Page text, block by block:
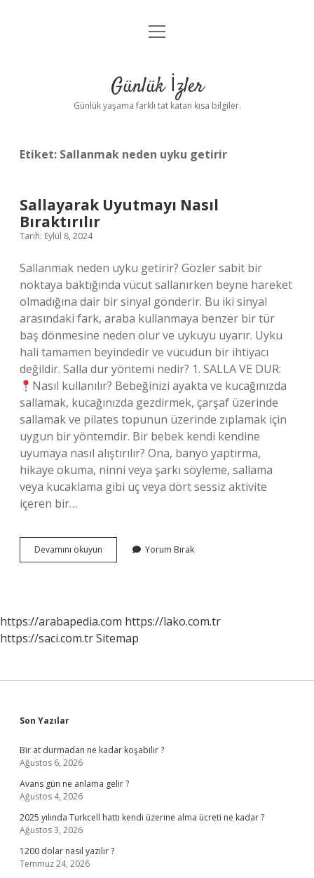
Anasayfa
Yasal Uyarı
menüyü
Günlük İzler
Günlük yaşama farklı tat katan kısa bilgiler.
Etiket: Sallanmak neden uyku getirir
Sallayarak Uyutmayı Nasıl
Bıraktırılır
Tarih: Eylül 8, 2024
Sallanmak neden uyku getirir? Gözler sabit bir
noktaya baktığında vücut sallanırken beyne hareket
olmadığına dair bir sinyal gönderir. Bu iki sinyal
arasındaki fark, araba kullanmaya benzer bir tür
baş dönmesine neden olur ve uykuyu uyarır. Uyku
hali tamamen beyindedir ve vücudun bir ihtiyacı
değildir. Salla dur yöntemi nedir? 1. SALLA VE DUR:
Nasıl kullanılır? Bebeğinizi ayakta ve kucağınızda
sallamak, kucağınızda gezdirmek, çarşaf üzerinde
sallamak ve pilates topunun üzerinde zıplamak için
uygun bir yöntemdir. Bir bebek kendi kendine
uyumaya nasıl alıştırılır? Ona, banyo yaptırma,
hikaye okuma, ninni veya şarkı söyleme, sallama
veya kucaklama gibi üç veya dört sessiz aktivite
içeren bir…
Devamını okuyun Sallayarak
Uyutmayı
Yorum Bırak
https://arabapedia.com https://lako.com.tr
https://saci.com.trSitemap
Sidebar
Son Yazılar
Bir at durmadan ne kadar koşabilir ?
Ağustos 6, 2026
Avans gün ne anlama gelir ?
Ağustos 4, 2026
2025 yılında Turkcell hattı kendi üzerine alma ücreti ne kadar ?
Ağustos 3, 2026
1200 dolar nasıl yazılır ?
Temmuz 24, 2026